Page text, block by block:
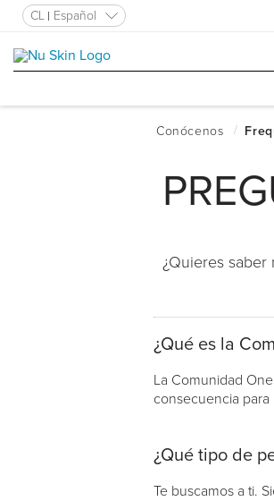
CL Español
¿Quieres
¿Qué es la
La Comunidad
consecuencia
¿Qué tipo de
Te buscamos a ti.